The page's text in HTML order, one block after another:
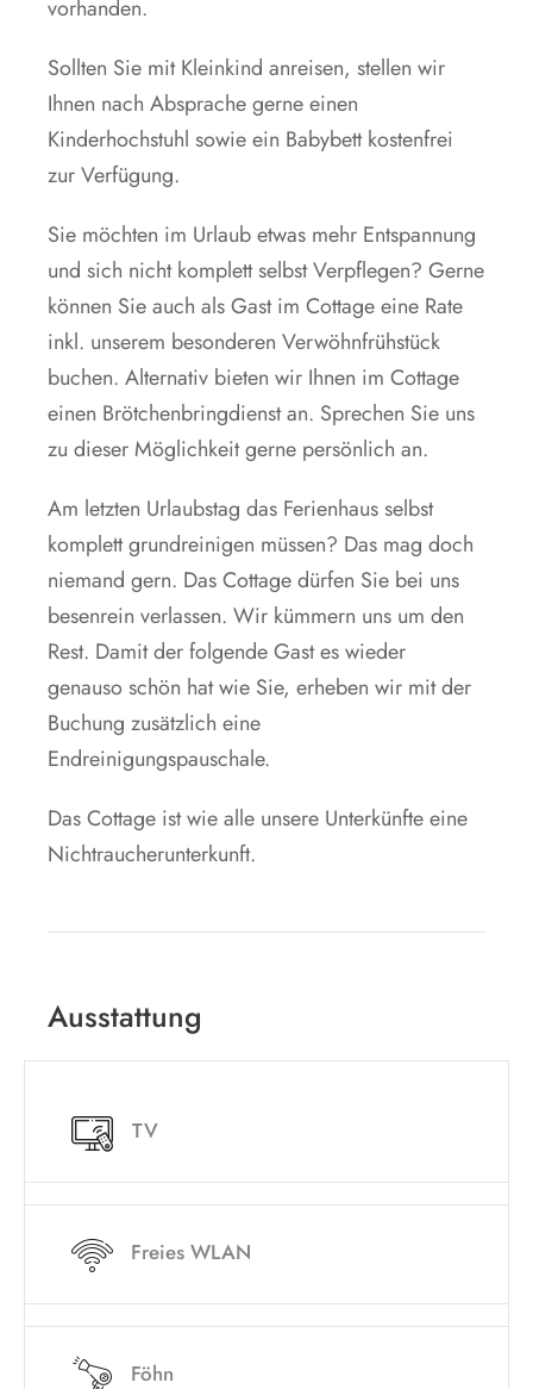
vorhanden.
Sollten Sie mit Kleinkind anreisen, stellen wir
Ihnen nach Absprache gerne einen
Kinderhochstuhl sowie ein Babybett kostenfrei
zur Verfügung.
Sie möchten im Urlaub etwas mehr Entspannung
und sich nicht komplett selbst Verpflegen? Gerne
können Sie auch als Gast im Cottage eine Rate
inkl. unserem besonderen Verwöhnfrühstück
buchen. Alternativ bieten wir Ihnen im Cottage
einen Brötchenbringdienst an. Sprechen Sie uns
zu dieser Möglichkeit gerne persönlich an.
Am letzten Urlaubstag das Ferienhaus selbst
komplett grundreinigen müssen? Das mag doch
niemand gern. Das Cottage dürfen Sie bei uns
besenrein verlassen. Wir kümmern uns um den
Rest. Damit der folgende Gast es wieder
genauso schön hat wie Sie, erheben wir mit der
Buchung zusätzlich eine
Endreinigungspauschale.
Das Cottage ist wie alle unsere Unterkünfte eine
Nichtraucherunterkunft.
Ausstattung
TV
Freies WLAN
Föhn